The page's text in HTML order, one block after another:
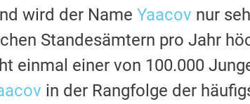
wird der Name Yaacov nur
Standesämtern pro Jahr
einmal einer von 100.000
in der Rangfolge der